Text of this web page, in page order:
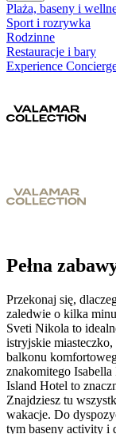
Plaża, baseny i
Sport i rozrywka
Rodzinne
Restauracje i bary
Experience
Pełna
Przekonaj się,
zaledwie o kilka
Sveti Nikola to
istryjskie
balkonu
znakomitego
Island Hotel to
Znajdziesz tu
wakacje. Do
tym baseny activity i